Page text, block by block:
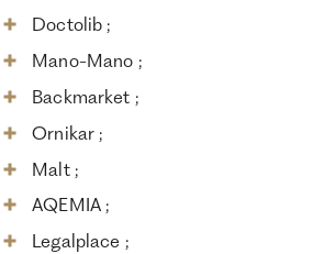
Doctolib ;
Mano-Mano ;
Backmarket ;
Ornikar ;
Malt ;
AQEMIA ;
Legalplace ;